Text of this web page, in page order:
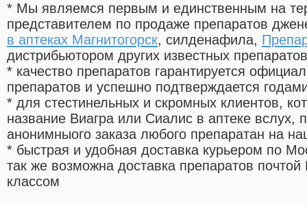
* Мы являемся первым и единственным на
представителем по продаже препаратов
в аптеках Магнитогорск, силденафила,
дистрибьютором других известных препаратов
* качество препаратов гарантируется
препаратов и успешно подтверждается
* для стестинельных и скромных клиентов,
название Виагра или Сиалис в аптеке вслух,
анонимныого заказа любого препаратан на
* быстрая и удобная доставка курьером по
так же возможна доставка препаратов
классом